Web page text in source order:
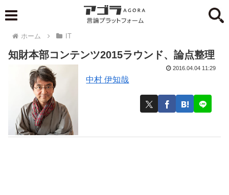
ホーム IT
知財本部コンテンツ2015ラウンド、論点整理
中村 伊知哉
2016.04.04 11:29